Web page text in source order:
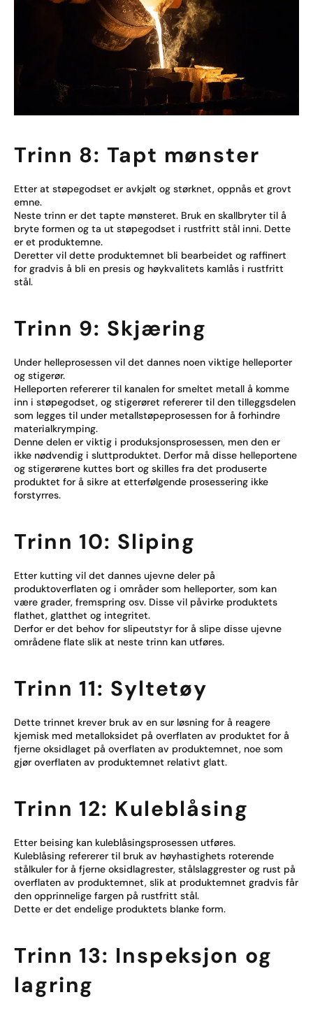
Trinn 8: Tapt mønster
Etter at støpegodset er avkjølt og størknet, oppnås et grovt
emne.
Neste trinn er det tapte mønsteret. Bruk en skallbryter til å
bryte formen og ta ut støpegodset i rustfritt stål inni. Dette
er et produktemne.
Deretter vil dette produktemnet bli bearbeidet og raffinert
for gradvis å bli en presis og høykvalitets kamlås i rustfritt
stål.
Trinn 9: Skjæring
Under helleprosessen vil det dannes noen viktige helleporter
og stigerør.
Helleporten refererer til kanalen for smeltet metall å komme
inn i støpegodset, og stigerøret refererer til den tilleggsdelen
som legges til under metallstøpeprosessen for å forhindre
materialkrymping.
Denne delen er viktig i produksjonsprosessen, men den er
ikke nødvendig i sluttproduktet. Derfor må disse helleportene
og stigerørene kuttes bort og skilles fra det produserte
produktet for å sikre at etterfølgende prosessering ikke
forstyrres.
Trinn 10: Sliping
Etter kutting vil det dannes ujevne deler på
produktoverflaten og i områder som helleporter, som kan
være grader, fremspring osv. Disse vil påvirke produktets
flathet, glatthet og integritet.
Derfor er det behov for slipeutstyr for å slipe disse ujevne
områdene flate slik at neste trinn kan utføres.
Trinn 11: Syltetøy
Dette trinnet krever bruk av en sur løsning for å reagere
kjemisk med metalloksidet på overflaten av produktet for å
fjerne oksidlaget på overflaten av produktemnet, noe som
gjør overflaten av produktemnet relativt glatt.
Trinn 12: Kuleblåsing
Etter beising kan kuleblåsingsprosessen utføres.
Kuleblåsing refererer til bruk av høyhastighets roterende
stålkuler for å fjerne oksidlagrester, stålslaggrester og rust på
overflaten av produktemnet, slik at produktemnet gradvis får
den opprinnelige fargen på rustfritt stål.
Dette er det endelige produktets blanke form.
Trinn 13: Inspeksjon og
lagring